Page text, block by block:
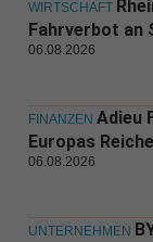
WIRTSCHAFT
Fahrverbot an
06.08.2026
FINANZEN Adieu
Europas
06.08.2026
UNTERNEHMEN